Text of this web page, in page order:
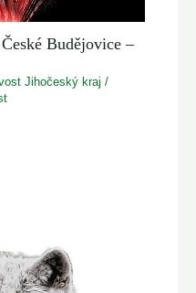
Budějovice –
Jihočeský kraj /